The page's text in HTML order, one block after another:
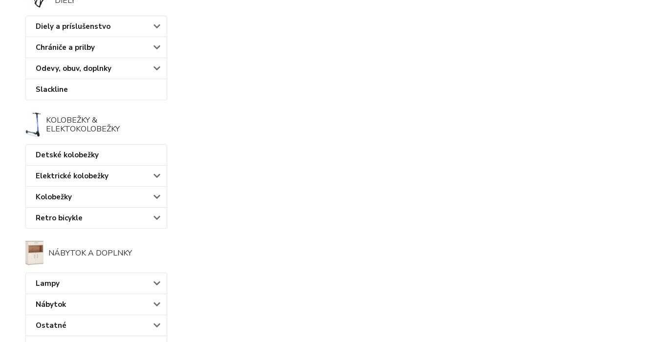
Diely a príslušenstvo
Chrániče a prilby
Odevy, obuv, doplnky
Slackline
KOLOBEŽKY &
ELEKTOKOLOBEŽKY
Detské kolobežky
Elektrické kolobežky
Kolobežky
Retro bicykle
NÁBYTOK A DOPLNKY
Lampy
Nábytok
Ostatné